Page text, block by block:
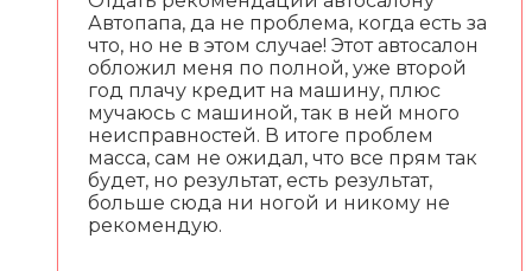
Автопапа, да не проблема, когда есть за
что, но не в этом случае! Этот автосалон
обложил меня по полной, уже второй
год плачу кредит на машину, плюс
мучаюсь с машиной, так в ней много
неисправностей. В итоге проблем
масса, сам не ожидал, что все прям так
будет, но результат, есть результат,
больше сюда ни ногой и никому не
рекомендую.